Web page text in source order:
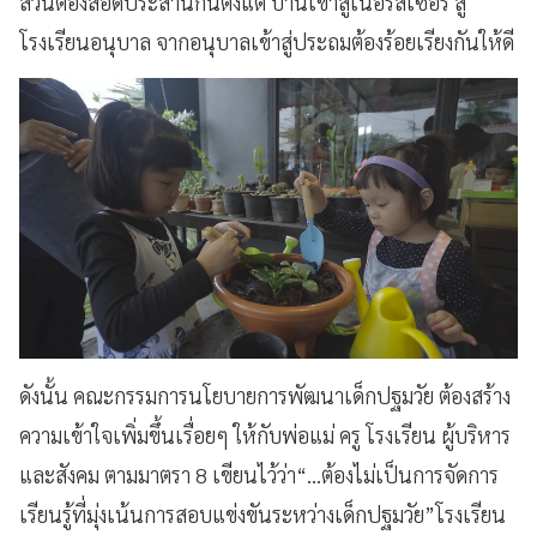
โรงเรียนอนุบาล จากอนุบาลเข้าสู่ประถมต้องร้อยเรียงกันให้ดี
ดังนั้น คณะกรรมการนโยบายการพัฒนาเด็กปฐมวัย ต้องสร้าง
ความเข้าใจเพิ่มขึ้นเรื่อยๆ ให้กับพ่อแม่ ครู โรงเรียน ผู้บริหาร
และสังคม ตามมาตรา 8 เขียนไว้ว่า“…ต้องไม่เป็นการจัดการ
เรียนรู้ที่มุ่งเน้นการสอบแข่งขันระหว่างเด็กปฐมวัย”โรงเรียน